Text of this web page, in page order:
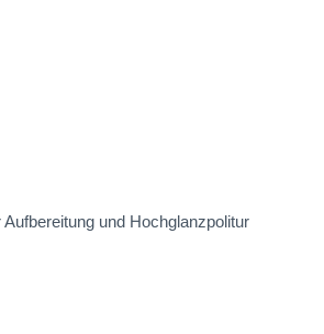
und Hochglanzpolitur